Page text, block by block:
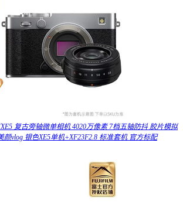
复古旁轴微单相机 4020万像素 7档五轴防抖 胶片模拟
颜vlog 银色XE5单机+XF23F2.8 标准套机 官方标配